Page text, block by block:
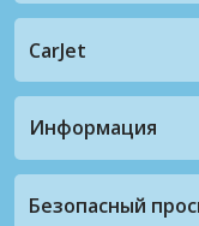
CarJet
Информация
Безопасный